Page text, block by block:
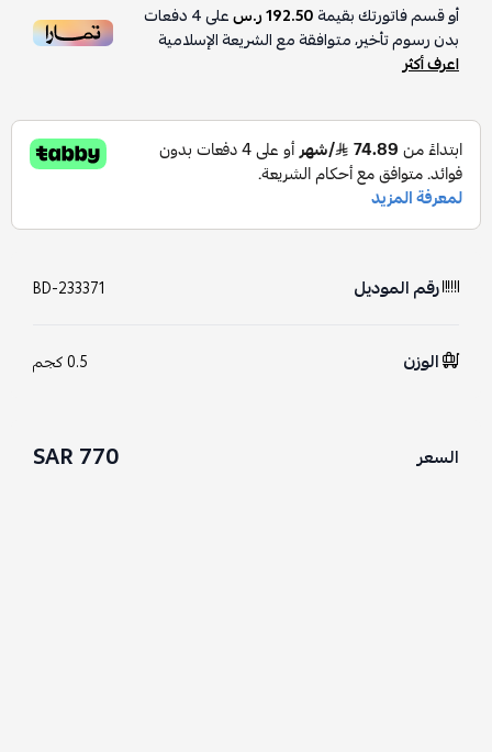
أو قسم فاتورتك بقيمة192.50 ر.س على4دفعات
بدون رسوم تأخير، متوافقة مع الشريعة الإسلامية
اعرف أكثر
رقم الموديل BD-233371
الوزن 0.5 كجم
السعر 770 SAR